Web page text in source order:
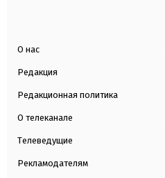
О нас
Редакция
Редакционная политика
О телеканале
Телеведущие
Рекламодателям